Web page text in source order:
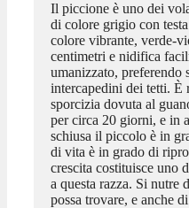
Il piccione è uno dei
di colore grigio con
colore vibrante, verde-
centimetri e nidifica
umanizzato, preferendo
intercapedini dei tetti. È
sporcizia dovuta al
per circa 20 giorni, e in
schiusa il piccolo è in
di vita è in grado di
crescita costituisce uno
a questa razza. Si nutre
possa trovare, e anche